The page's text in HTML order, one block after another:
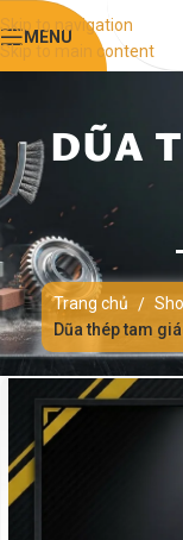
Skip to navigation
Skip to main content
MENU
DŨA
Trang chủ /
Dũa thép tam